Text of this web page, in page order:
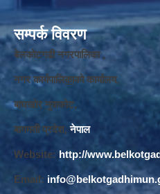
सम्पर्क विवरण
बेलकोटगढी नगरपालिका ,
नगर कार्यपालिकाको कार्यालय,
बाघखोर नुवाकोट,
बागमती प्रदेश, नेपाल
Website: http://
Email: